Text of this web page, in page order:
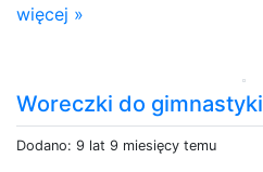
więcej »
Woreczki do gimnastyki
Dodano: 9 lat 9 miesięcy temu